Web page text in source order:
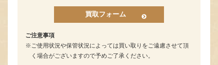
買取フォーム
ご注意事項
ご使用状況や保管状況によっては買い取りをご遠慮させて頂
く場合がございますので予めご了承ください。